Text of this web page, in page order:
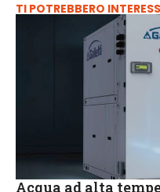
TI POTREBBERO
Acqua ad alta